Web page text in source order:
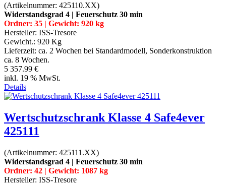
(Artikelnummer: 425110.XX)
Widerstandsgrad 4 | Feuerschutz 30 min
Ordner: 35 | Gewicht: 920 kg
Hersteller: ISS-Tresore
Gewicht.: 920 Kg
Lieferzeit: ca. 2 Wochen bei Standardmodell, Sonderkonstruktion
ca. 8 Wochen.
5 357.99 €
inkl. 19 % MwSt.
Details
Wertschutzschrank Klasse 4 Safe4ever
425111
(Artikelnummer: 425111.XX)
Widerstandsgrad 4 | Feuerschutz 30 min
Ordner: 42 | Gewicht: 1087 kg
Hersteller: ISS-Tresore